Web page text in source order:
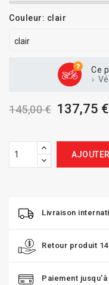
Couleur: clair
Ce
145,00 € 137,75
Livraison
Retour produit
Paiement